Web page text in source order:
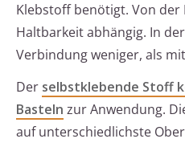
Klebstoff benötigt. Von der
Haltbarkeit abhängig. In
Verbindung weniger, als
Der selbstklebende Stoff
Basteln zur Anwendung.
auf unterschiedlichste